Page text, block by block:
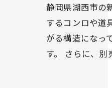
静岡県湖西市の
するコンロや道
がる構造になっ
す。 さらに、別